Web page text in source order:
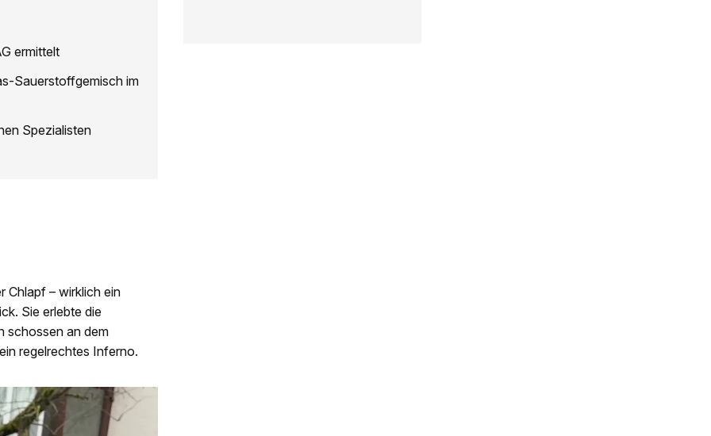
ermittelt
Sauerstoffgemisch im
Spezialisten
Chlapf – wirklich ein
Sie erlebte die
schossen an dem
regelrechtes Inferno.